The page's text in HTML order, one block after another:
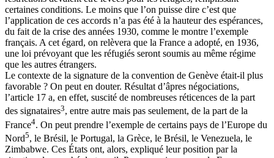
certaines conditions. Le moins que l’on puisse dire c’est que
l’application de ces accords n’a pas été à la hauteur des espérances,
du fait de la crise des années 1930, comme le montre l’exemple
français. A cet égard, on relèvera que la France a adopté, en 1936,
une loi prévoyant que les réfugiés seront soumis au même régime
que les autres étrangers.
Le contexte de la signature de la convention de Genève était-il plus
favorable ? On peut en douter. Résultat d’âpres négociations,
l’article 17 a, en effet, suscité de nombreuses réticences de la part
des signataires3, entre autre mais pas seulement, de la part de la
France4. On peut prendre l’exemple de certains pays de l’Europe du
Nord5, le Brésil, le Portugal, la Grèce, le Brésil, le Venezuela, le
Zimbabwe. Ces États ont, alors, expliqué leur position par la